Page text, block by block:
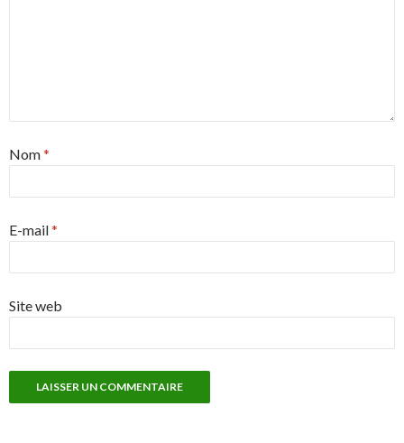
Nom*
E-mail*
Site web